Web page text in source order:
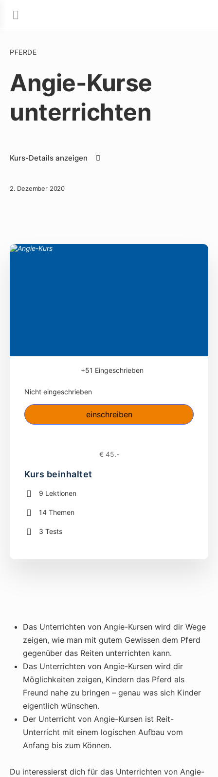
PFERDE
Angie-Kurse
unterrichten
Kurs-Details anzeigen
2. Dezember 2020
Das Unterrichten von Angie-Kursen wird dir Wege
zeigen, wie man mit gutem Gewissen dem Pferd
gegenüber das Reiten unterrichten kann.
Das Unterrichten von Angie-Kursen wird dir
Möglichkeiten zeigen, Kindern das Pferd als
Freund nahe zu bringen – genau was sich Kinder
eigentlich wünschen.
Der Unterricht von Angie-Kursen ist Reit-
Unterricht mit einem logischen Aufbau vom
Anfang bis zum Können.
Du interessierst dich für das Unterrichten von Angie-
+51 Eingeschrieben
Nicht eingeschrieben
€ 45.-
Kurs beinhaltet
9 Lektionen
14 Themen
3 Tests